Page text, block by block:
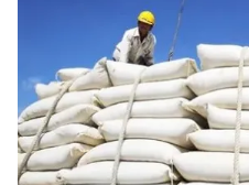
Giải sao mai
Chất lượng cuộc sống
Tuyển sinh
Học trực tuyến
Công nghệ
Hitech Công nghệ tương lai
Giao lưu trực tuyến